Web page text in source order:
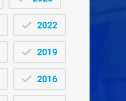
2022
2019
2016